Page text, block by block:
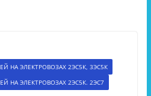
НА ЭЛЕКТРОВОЗАХ 2ЭС5К, 3ЭС5К
НА ЭЛЕКТРОВОЗАХ 2ЭС5К. 2ЭС7